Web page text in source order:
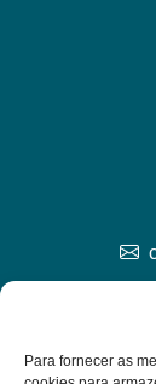
Para fornecer as